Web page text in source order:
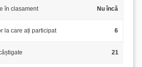
în clasament Nu încă
la care ați participat 6
21